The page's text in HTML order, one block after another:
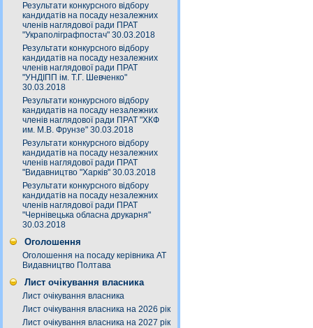
Результати конкурсного відбору
кандидатів на посаду незалежних
членів наглядової ради ПРАТ
"Украполіграфпостач" 30.03.2018
Результати конкурсного відбору
кандидатів на посаду незалежних
членів наглядової ради ПРАТ
"УНДІПП ім. Т.Г. Шевченко"
30.03.2018
Результати конкурсного відбору
кандидатів на посаду незалежних
членів наглядової ради ПРАТ "ХКФ
им. М.В. Фрунзе" 30.03.2018
Результати конкурсного відбору
кандидатів на посаду незалежних
членів наглядової ради ПРАТ
"Видавництво "Харків" 30.03.2018
Результати конкурсного відбору
кандидатів на посаду незалежних
членів наглядової ради ПРАТ
"Чернівецька обласна друкарня"
30.03.2018
Оголошення
Оголошення на посаду керівника АТ
Видавництво Полтава
Лист очікування власника
Лист очікування власника
Лист очікування власника на 2026 рік
Лист очікування власника на 2027 рік